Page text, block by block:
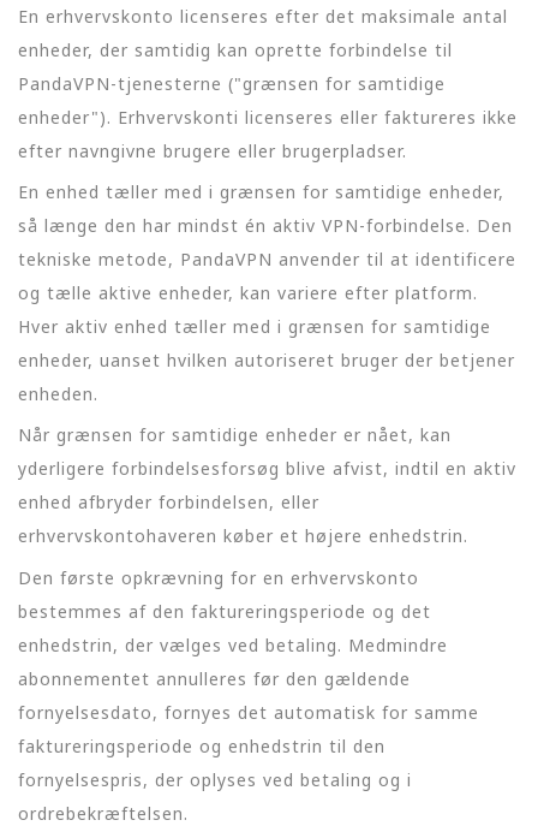
En erhvervskonto licenseres efter det maksimale antal
enheder, der samtidig kan oprette forbindelse til
PandaVPN-tjenesterne ("grænsen for samtidige
enheder"). Erhvervskonti licenseres eller faktureres ikke
efter navngivne brugere eller brugerpladser.
En enhed tæller med i grænsen for samtidige enheder,
så længe den har mindst én aktiv VPN-forbindelse. Den
tekniske metode, PandaVPN anvender til at identificere
og tælle aktive enheder, kan variere efter platform.
Hver aktiv enhed tæller med i grænsen for samtidige
enheder, uanset hvilken autoriseret bruger der betjener
enheden.
Når grænsen for samtidige enheder er nået, kan
yderligere forbindelsesforsøg blive afvist, indtil en aktiv
enhed afbryder forbindelsen, eller
erhvervskontohaveren køber et højere enhedstrin.
Den første opkrævning for en erhvervskonto
bestemmes af den faktureringsperiode og det
enhedstrin, der vælges ved betaling. Medmindre
abonnementet annulleres før den gældende
fornyelsesdato, fornyes det automatisk for samme
faktureringsperiode og enhedstrin til den
fornyelsespris, der oplyses ved betaling og i
ordrebekræftelsen.